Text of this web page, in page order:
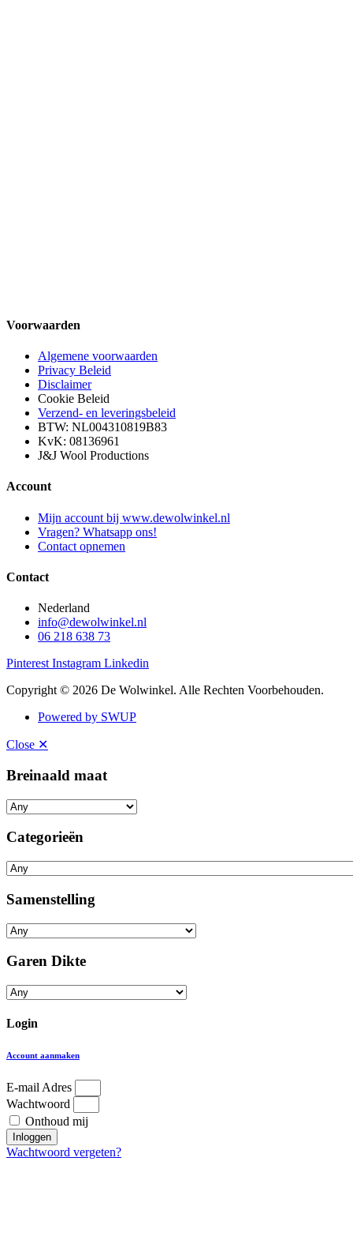
Voorwaarden
Algemene voorwaarden
Privacy Beleid
Disclaimer
Cookie Beleid
Verzend- en leveringsbeleid
BTW: NL004310819B83
KvK: 08136961
J&J Wool Productions
Account
Mijn account bij www.dewolwinkel.nl
Vragen? Whatsapp ons!
Contact opnemen
Contact
Nederland
info@dewolwinkel.nl
06 218 638 73
Pinterest Instagram Linkedin
Copyright © 2026 De Wolwinkel. Alle Rechten Voorbehouden.
Powered by SWUP
Close ✕
Breinaald maat
Categorieën
Samenstelling
Garen Dikte
Login
Account aanmaken
E-mail Adres
Wachtwoord
Onthoud mij
Inloggen
Wachtwoord vergeten?